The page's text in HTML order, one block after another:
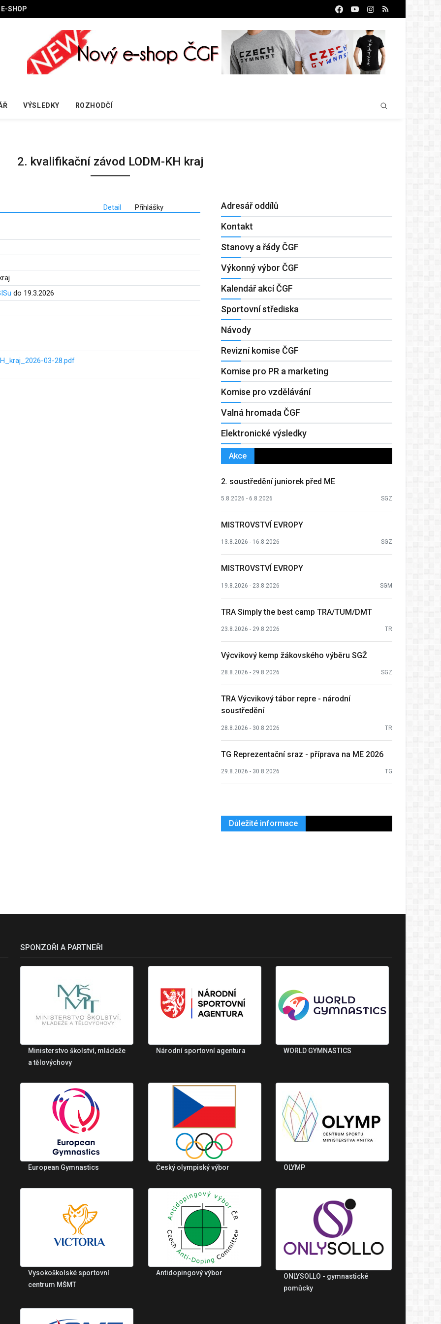
E-SHOP
VÝSLEDKY ROZHODČÍ
2. kvalifikační závod LODM-KH kraj
Detail Přihlášky
do 19.3.2026
03-28.pdf
Adresář oddílů
Kontakt
Stanovy a řády ČGF
Výkonný výbor ČGF
Kalendář akcí ČGF
Sportovní střediska
Návody
Revizní komise ČGF
Komise pro PR a marketing
Komise pro vzdělávání
Valná hromada ČGF
Elektronické výsledky
Akce
2. soustředění juniorek před ME
5.8.2026 - 6.8.2026 SGZ
MISTROVSTVÍ EVROPY
13.8.2026 - 16.8.2026 SGZ
MISTROVSTVÍ EVROPY
19.8.2026 - 23.8.2026 SGM
TRA Simply the best camp TRA/TUM/DMT
23.8.2026 - 29.8.2026 TR
Výcvikový kemp žákovského výběru SGŽ
28.8.2026 - 29.8.2026 SGZ
TRA Výcvikový tábor repre - národní
soustředění
28.8.2026 - 30.8.2026 TR
TG Reprezentační sraz - příprava na ME 2026
29.8.2026 - 30.8.2026 TG
Důležité informace
SPONZOŘI A PARTNEŘI
Ministerstvo školství, mládeže
a tělovýchovy
Národní sportovní agentura WORLD GYMNASTICS
European Gymnastics Český olympiský výbor OLYMP
Vysokoškolské sportovní
centrum MŠMT
Antidopingový výbor
ONLYSOLLO - gymnastické
pomůcky